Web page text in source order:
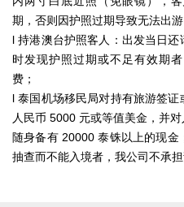
期，否则因护照过期导致无法出游
l 持港澳台护照客人：出发当日
时发现护照过期或不足有效期
费；
l 泰国机场移民局对持有旅游签
人民币 5000 元或等值美金，并
随身备有 20000 泰铢以上的现
抽查而不能入境者，我公司不承担